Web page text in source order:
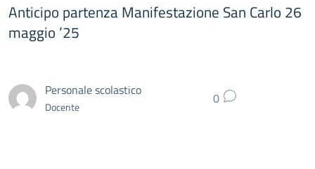
Anticipo partenza Manifestazione San Carlo 26
maggio ’25
Personale scolastico
Docente 0